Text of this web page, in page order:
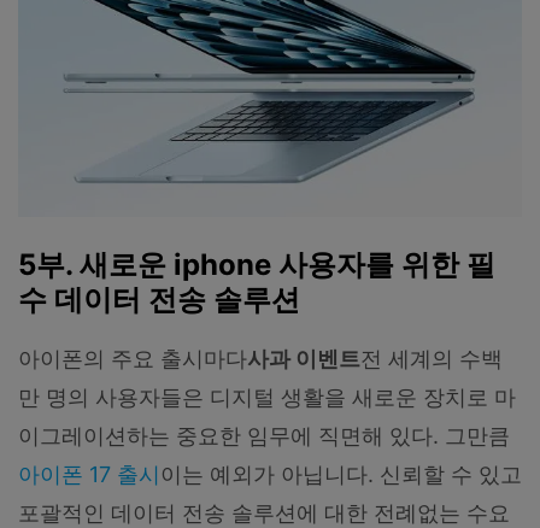
5부. 새로운 iphone 사용자를 위한 필
수 데이터 전송 솔루션
아이폰의 주요 출시마다사과 이벤트전 세계의 수백
만 명의 사용자들은 디지털 생활을 새로운 장치로 마
이그레이션하는 중요한 임무에 직면해 있다. 그만큼
아이폰 17 출시 이는 예외가 아닙니다. 신뢰할 수 있고
포괄적인 데이터 전송 솔루션에 대한 전례없는 수요